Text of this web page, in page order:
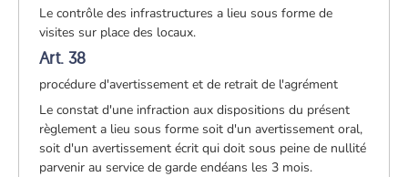
Le contrôle des infrastructures a lieu sous forme de
visites sur place des locaux.
Art. 38
procédure d'avertissement et de retrait de l'agrément
Le constat d'une infraction aux dispositions du présent
règlement a lieu sous forme soit d'un avertissement oral,
soit d'un avertissement écrit qui doit sous peine de nullité
parvenir au service de garde endéans les 3 mois.